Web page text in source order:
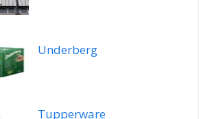
Underberg
Tupperware